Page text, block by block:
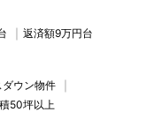
返済額9万円台
ダウン物件
50坪以上